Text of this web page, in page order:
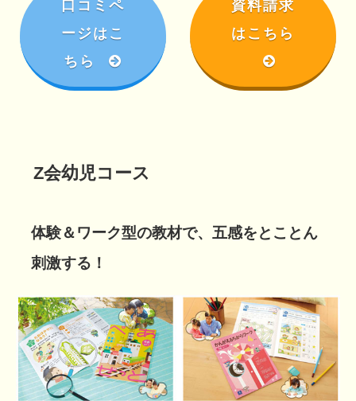
口コミペ
ージはこ
ちら
資料請求
はこちら
Z会幼児コース
体験＆ワーク型の教材で、五感をとことん
刺激する！